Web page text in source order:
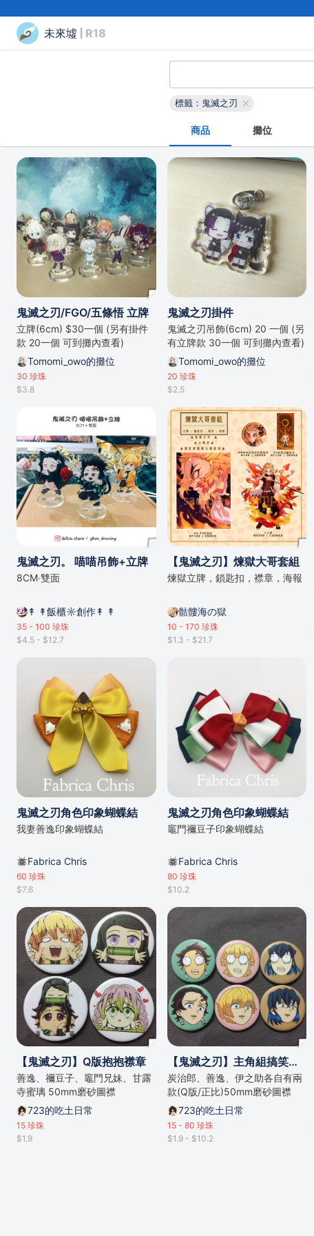
未來墟 | R18
標籤：鬼滅之刃
商品 攤位
鬼滅之刃/FGO/五條悟 立牌
立牌(6cm) $30一個 (另有掛件
款 20一個 可到攤內查看)
Tomomi_owo的攤位
30 珍珠
$3.8
鬼滅之刃掛件
鬼滅之刃吊飾(6cm) 20 一個 (另
有立牌款 30一個 可到攤內查看)
Tomomi_owo的攤位
20 珍珠
$2.5
鬼滅之刃。 喵喵吊飾+立牌
8CM‧雙面
↟ ↟飯櫃☼創作↟ ↟
35 - 100 珍珠
$4.5 - $12.7
【鬼滅之刃】煉獄大哥套組
煉獄立牌，鎖匙扣，襟章，海報
骷髏海の獄
10 - 170 珍珠
$1.3 - $21.7
鬼滅之刃角色印象蝴蝶結
我妻善逸印象蝴蝶結
Fabrica Chris
60 珍珠
$7.6
鬼滅之刃角色印象蝴蝶結
竈門禰豆子印象蝴蝶結
Fabrica Chris
80 珍珠
$10.2
【鬼滅之刃】Q版抱抱襟章
善逸、禰豆子、竈門兄妹、甘露
寺蜜璃 50mm磨砂圖襟
723的吃土日常
15 珍珠
$1.9
【鬼滅之刃】主角組搞笑襟章
炭治郎、善逸、伊之助各自有兩
款(Q版/正比)50mm磨砂圖襟
723的吃土日常
15 - 80 珍珠
$1.9 - $10.2